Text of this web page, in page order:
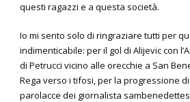
questi ragazzi e a questa società.
Io mi sento solo di ringraziare tutti per
indimenticabile: per il gol di Alijevic con
di Petrucci vicino alle orecchie a San
Rega verso i tifosi, per la progressione
parolacce dei giornalista